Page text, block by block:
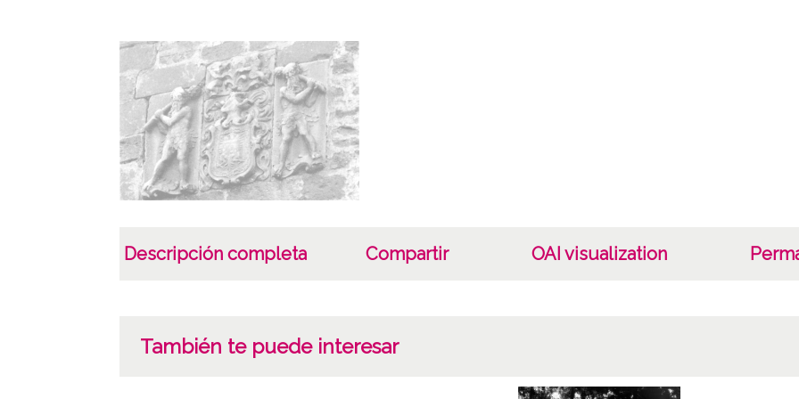
Descripción completa Compartir OAI visualization
También te puede interesar